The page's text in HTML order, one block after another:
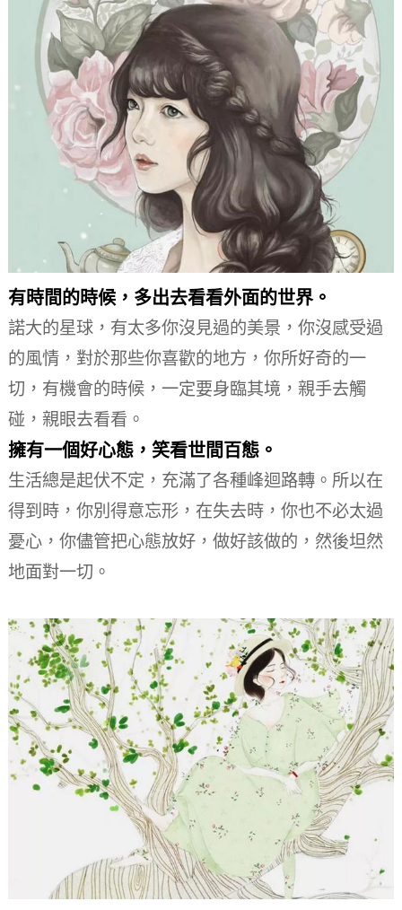
有時間的時候，多出去看看外面的世界。
諾大的星球，有太多你沒見過的美景，你沒感受過
的風情，對於那些你喜歡的地方，你所好奇的一
切，有機會的時候，一定要身臨其境，親手去觸
碰，親眼去看看。
擁有一個好心態，笑看世間百態。
生活總是起伏不定，充滿了各種峰迴路轉。 所以在
得到時，你別得意忘形，在失去時，你也不必太過
憂心，你儘管把心態放好，做好該做的，然後坦然
地面對一切。